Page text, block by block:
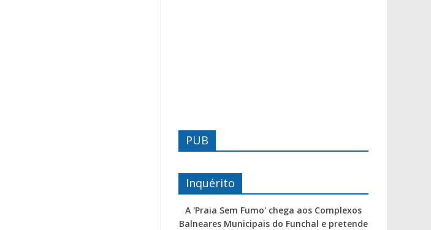
PUB
Inquérito
A 'Praia Sem Fumo' chega aos Complexos
Balneares Municipais do Funchal e pretende